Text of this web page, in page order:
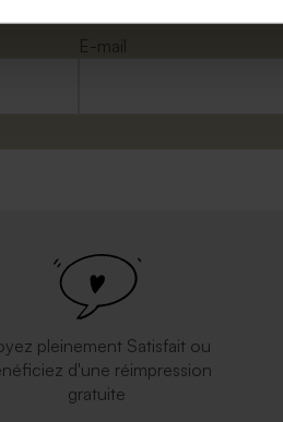
E-mail
pleinement Satisfait ou
d'une réimpression
gratuite